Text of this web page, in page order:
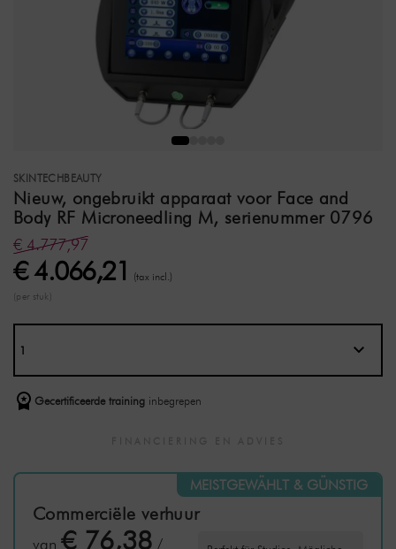
SKINTECHBEAUTY
Nieuw, ongebruikt apparaat voor Face and
Body RF Microneedling M, serienummer 0796
€ 4.777,97
€ 4.066,21 (tax incl.)
(per stuk)
Gecertificeerde training inbegrepen
MEISTGEWÄHLT & GÜNSTIG
Commerciële verhuur
van € 76,38 /